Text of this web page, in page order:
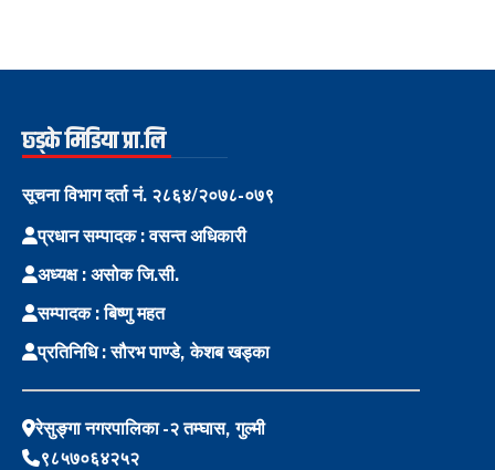
छ्ड्के मिडिया प्रा.लि
सूचना विभाग दर्ता नं. २८६४/२०७८-०७९
प्रधान सम्पादक : वसन्त अधिकारी
अध्यक्ष : असोक जि.सी.
सम्पादक : बिष्णु महत
प्रतिनिधि : सौरभ पाण्डे, केशब खड्का
रेसुङ्गा नगरपालिका -२ तम्घास, गुल्मी
९८५७०६४२५२